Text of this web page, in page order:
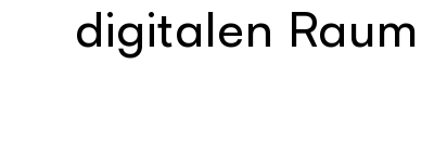
digitalen Raum